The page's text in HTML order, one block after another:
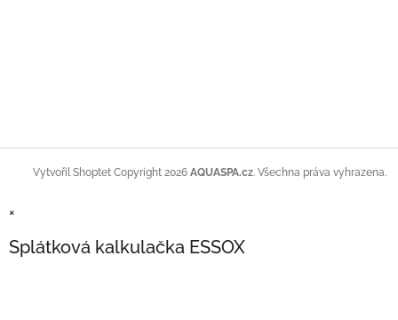
Vytvořil Shoptet Copyright 2026 AQUASPA.cz. Všechna práva vyhrazena.
×
Splátková kalkulačka ESSOX